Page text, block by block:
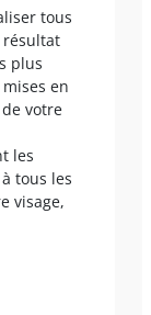
tous
plus
en
votre
les
tous les
visage,